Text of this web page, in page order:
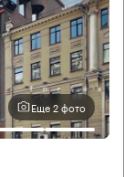
Еще 2 фото